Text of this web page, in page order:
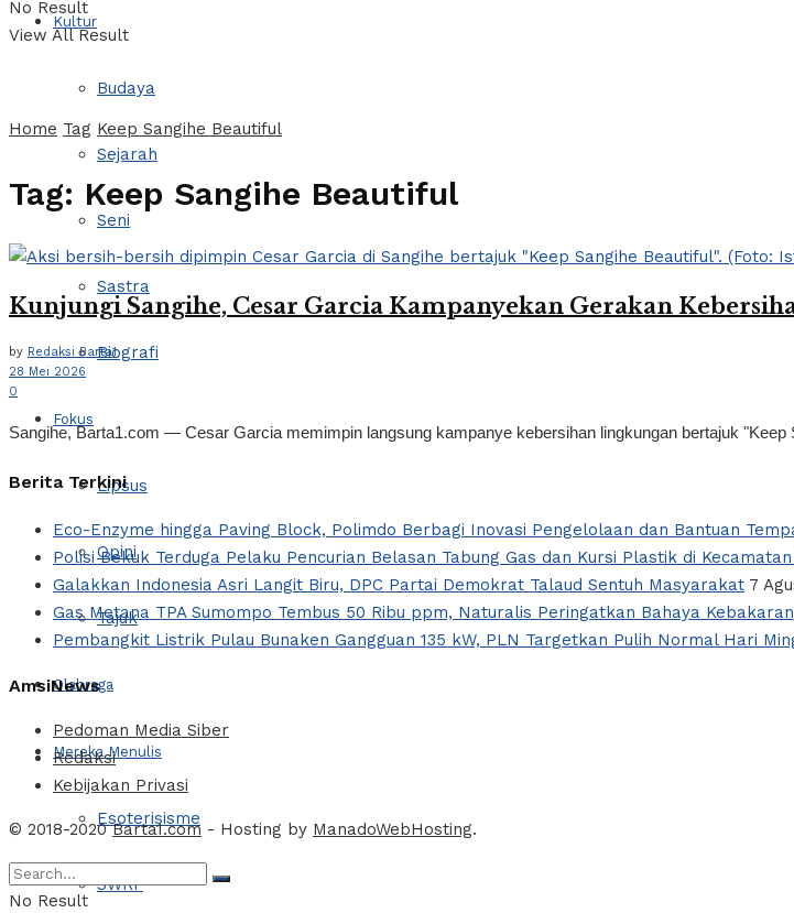
Kultur
Budaya
Sejarah
Seni
Sastra
Biografi
Fokus
Lipsus
Opini
Tajuk
Olahraga
Mereka Menulis
Esoterisisme
SWRF
No Result
View All Result
Home Tag Keep Sangihe Beautiful
Tag: Keep Sangihe Beautiful
Kunjungi Sangihe, Cesar Garcia Kampanyekan Gerakan
by Redaksi Barta1
28 Mei 2026
0
Sangihe, Barta1.com — Cesar Garcia memimpin langsung kampanye kebersihan lingkungan bertajuk
Berita Terkini
Eco-Enzyme hingga Paving Block, Polimdo Berbagi Inovasi Pengelolaan dan Bantuan
Polisi Bekuk Terduga Pelaku Pencurian Belasan Tabung Gas dan Kursi Plastik di
Galakkan Indonesia Asri Langit Biru, DPC Partai Demokrat Talaud Sentuh Masyarakat 7
Gas Metana TPA Sumompo Tembus 50 Ribu ppm, Naturalis Peringatkan Bahaya Kebakaran
Pembangkit Listrik Pulau Bunaken Gangguan 135 kW, PLN Targetkan Pulih Normal Hari
AmsiNews
Pedoman Media Siber
Redaksi
Kebijakan Privasi
© 2018-2020Barta1.com - Hosting by ManadoWebHosting.
No Result